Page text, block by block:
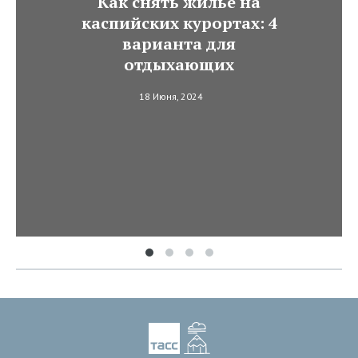
каспийских курортах: 4
варианта для
отдыхающих
18 Июня, 2024